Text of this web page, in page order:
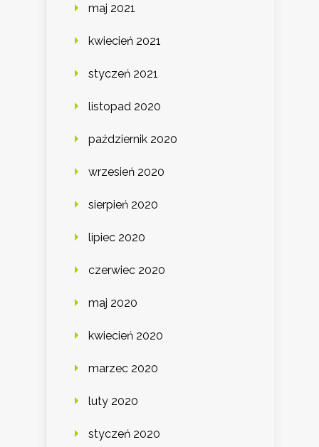
maj 2021
kwiecień 2021
styczeń 2021
listopad 2020
październik 2020
wrzesień 2020
sierpień 2020
lipiec 2020
czerwiec 2020
maj 2020
kwiecień 2020
marzec 2020
luty 2020
styczeń 2020